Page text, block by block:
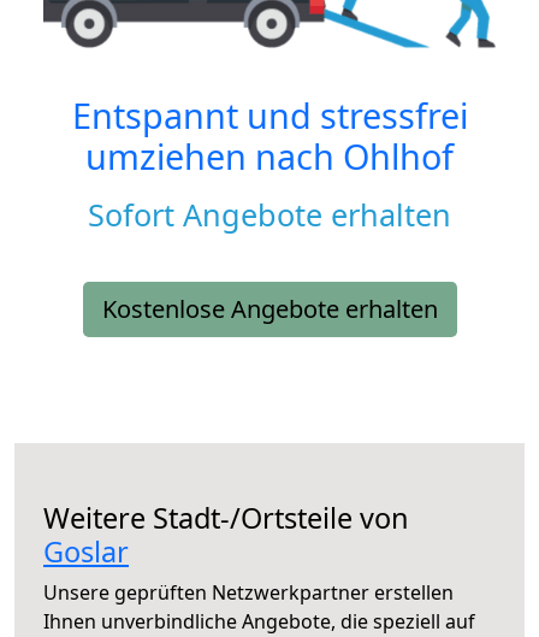
Entspannt und stressfrei
umziehen nach Ohlhof
Sofort Angebote erhalten
Kostenlose Angebote erhalten
Weitere Stadt-/Ortsteile von
Goslar
Unsere geprüften Netzwerkpartner erstellen
Ihnen unverbindliche Angebote, die speziell auf